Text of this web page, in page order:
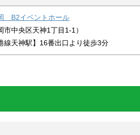
B2イベントホール
市中央区天神1丁目1-1）
線天神駅】16番出口より徒歩3分